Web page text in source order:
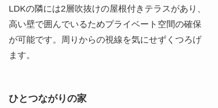
LDKの隣には2層吹抜けの屋根付きテラスがあり、
高い壁で囲んでいるためプライベート空間の確保
が可能です。周りからの視線を気にせずくつろげ
ます。
ひとつながりの家